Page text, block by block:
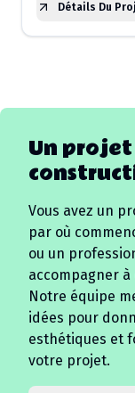
Détails Du
Un
Vous avez un
par où
ou un
accompagner
Notre équipe
idées pour
esthétiques et
votre projet.